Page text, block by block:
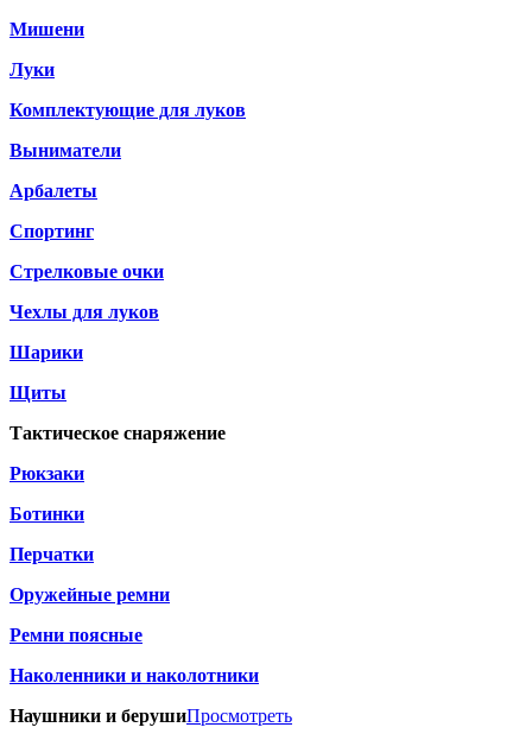
Мишени
Луки
Комплектующие для луков
Выниматели
Арбалеты
Спортинг
Стрелковые очки
Чехлы для луков
Шарики
Щиты
Тактическое снаряжение
Рюкзаки
Ботинки
Перчатки
Оружейные ремни
Ремни поясные
Наколенники и наколотники
Наушники и берушиПросмотреть